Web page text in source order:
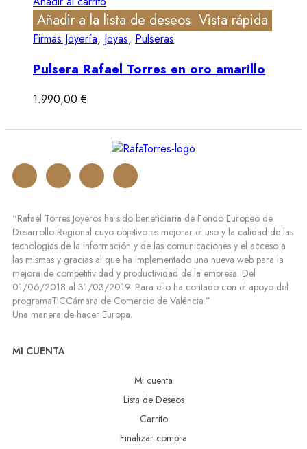
Añadir a la lista de deseos Vista rápida
Firmas Joyería, Joyas, Pulseras
Pulsera Rafael Torres en oro amarillo
1.990,00€
“Rafael Torres Joyeros ha sido beneficiaria de Fondo Europeo de
Desarrollo Regional cuyo objetivo es mejorar el uso y la calidad de las
tecnologías de la información y de las comunicaciones y el acceso a
las mismas y gracias al que ha implementado una nueva web para la
mejora de competitividad y productividad de la empresa. Del
01/06/2018 al 31/03/2019. Para ello ha contado con el apoyo del
programaTICCámara de Comercio de Valéncia.”
Una manera de hacer Europa.
MI CUENTA
Mi cuenta
Lista de Deseos
Carrito
Finalizar compra